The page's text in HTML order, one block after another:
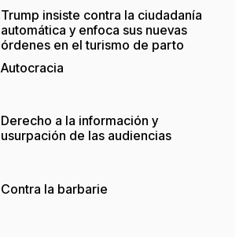
Trump insiste contra la ciudadanía
automática y enfoca sus nuevas
órdenes en el turismo de parto
Autocracia
Derecho a la información y
usurpación de las audiencias
Contra la barbarie